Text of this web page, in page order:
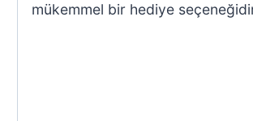
mükemmel bir hediye